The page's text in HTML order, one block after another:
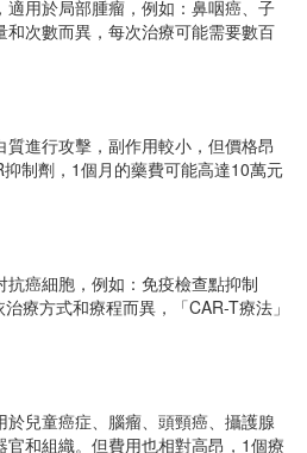
用於局部腫瘤，例如：鼻咽癌、子
次數而異，每次治療可能需要數百
進行攻擊，副作用較小，但價格昂
制劑，1個月的藥費可能高達10萬元
癌細胞，例如：免疫檢查點抑制
療方式和療程而異，「CAR-T療法」
兒童癌症、腦瘤、頭頸癌、攝護腺
和組織。但費用也相對高昂，1個療